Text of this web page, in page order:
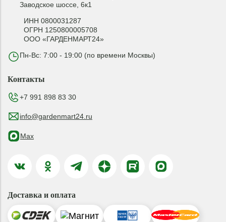
Заводское шоссе, 6к1
ИНН 0800031287
ОГРН 1250800005708
ООО «ГАРДЕНМАРТ24»
Пн-Вс: 7:00 - 19:00 (по времени Москвы)
Контакты
+7 991 898 83 30
info@gardenmart24.ru
Max
Доставка и оплата